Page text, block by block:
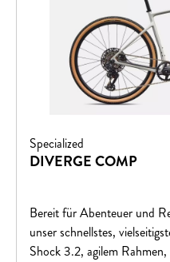
Specialized
DIVERGE COMP
Bereit für Abenteuer und
unser schnellstes,
Shock 3.2, agilem